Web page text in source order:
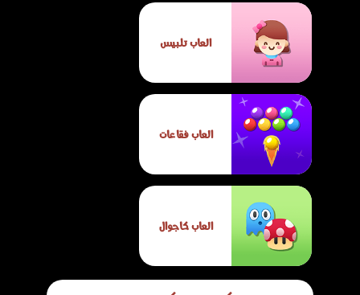
العاب تلبيس
العاب فقاعات
العاب كاجوال